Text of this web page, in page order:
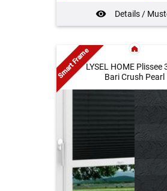
Details /
LYSEL HOME Plissee
Bari Crush Pearl
Smart Frame